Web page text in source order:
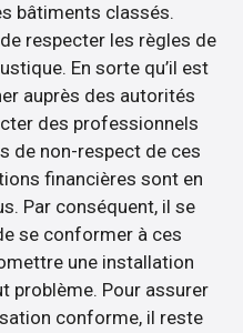
bâtiments classés.
respecter les règles de
En sorte qu’il est
auprès des autorités
des professionnels
de non-respect de ces
financières sont en
Par conséquent, il se
se conformer à ces
une installation
problème. Pour assurer
conforme, il reste